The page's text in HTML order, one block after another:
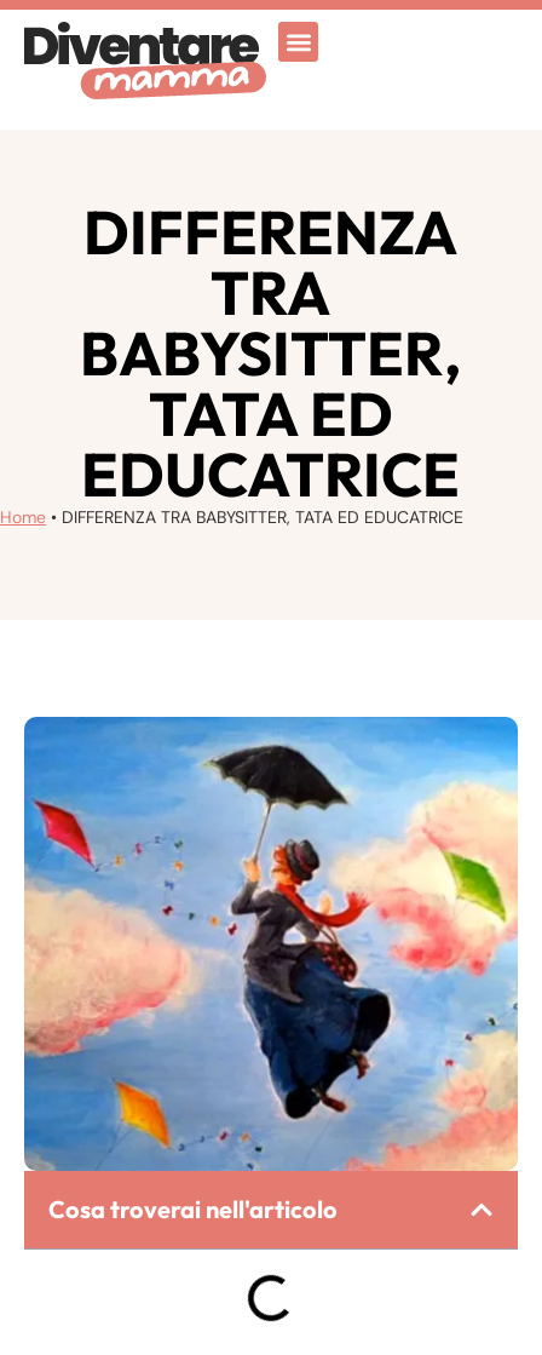
DIFFERENZA
TRA
BABYSITTER,
TATA ED
EDUCATRICE
Home • DIFFERENZA TRA BABYSITTER, TATA ED EDUCATRICE
Cosa troverai nell'articolo